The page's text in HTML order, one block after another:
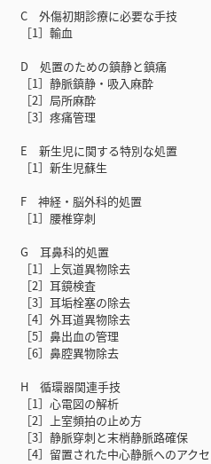
C 外傷初期診療に必要な手技
［1］輸血
D 処置のための鎮静と鎮痛
［1］静脈鎮静・吸入麻酔
［2］局所麻酔
［3］疼痛管理
E 新生児に関する特別な処置
［1］新生児蘇生
F 神経・脳外科的処置
［1］腰椎穿刺
G 耳鼻科的処置
［1］上気道異物除去
［2］耳鏡検査
［3］耳垢栓塞の除去
［4］外耳道異物除去
［5］鼻出血の管理
［6］鼻腔異物除去
H 循環器関連手技
［1］心電図の解析
［2］上室頻拍の止め方
［3］静脈穿刺と末梢静脈路確保
［4］留置された中心静脈へのアク